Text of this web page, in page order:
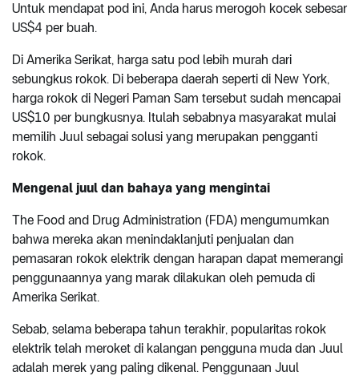
Untuk mendapat pod ini, Anda harus merogoh kocek sebesar
US$4 per buah.
Di Amerika Serikat, harga satu pod lebih murah dari
sebungkus rokok. Di beberapa daerah seperti di New York,
harga rokok di Negeri Paman Sam tersebut sudah mencapai
US$10 per bungkusnya. Itulah sebabnya masyarakat mulai
memilih Juul sebagai solusi yang merupakan pengganti
rokok.
Mengenal juul dan bahaya yang mengintai
The Food and Drug Administration (FDA) mengumumkan
bahwa mereka akan menindaklanjuti penjualan dan
pemasaran rokok elektrik dengan harapan dapat memerangi
penggunaannya yang marak dilakukan oleh pemuda di
Amerika Serikat.
Sebab, selama beberapa tahun terakhir, popularitas rokok
elektrik telah meroket di kalangan pengguna muda dan Juul
adalah merek yang paling dikenal. Penggunaan Juul